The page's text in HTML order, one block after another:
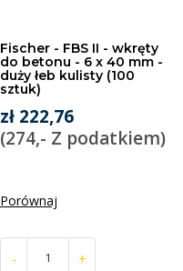
Fischer - FBS II - wkręty
do betonu - 6 x 40 mm -
duży łeb kulisty (100
sztuk)
zł 222,76
(274,- Z podatkiem)
Porównaj
- +